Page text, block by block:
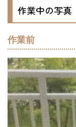
作業中の写真
作業前